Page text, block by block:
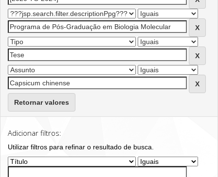
Retornar valores
Adicionar filtros:
Utilizar filtros para refinar o resultado de busca.